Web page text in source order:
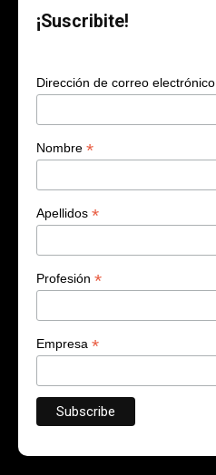
¡Suscribite!
Dirección de correo electrónico
Nombre *
Apellidos *
Profesión *
Empresa *